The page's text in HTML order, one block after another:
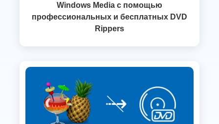
Windows Media с помощью
профессиональных и бесплатных DVD
Rippers